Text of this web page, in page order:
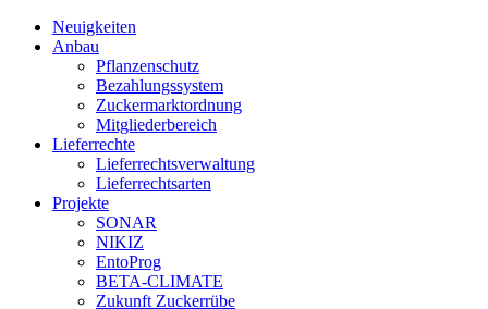
Neuigkeiten
Anbau
Pflanzenschutz
Bezahlungssystem
Zuckermarktordnung
Mitgliederbereich
Lieferrechte
Lieferrechtsverwaltung
Lieferrechtsarten
Projekte
SONAR
NIKIZ
EntoProg
BETA-CLIMATE
Zukunft Zuckerrübe